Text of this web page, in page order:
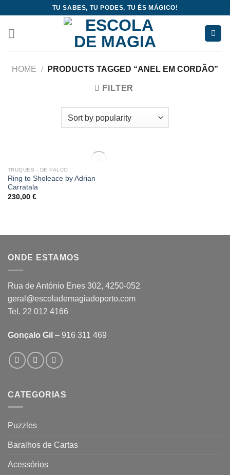
content
TU SABES, TU PODES, TU ÉS MÁGICO!
HOME / PRODUCTS TAGGED “ANEL EM CORDÃO”
FILTER
to
OUT OF STOCK
TRUQUES - DE PALCO
Ring to Sholeace by Adrian
Carratala
230,00 €
ONDE ESTAMOS
Rua de António Enes 302, 4250-052
geral@escolademagiadoporto.com
Tel. 22 012 4166
Gonçalo Gil – 916 311 469
CATEGORIAS
Puzzles
Baralhos de Cartas
Acessórios